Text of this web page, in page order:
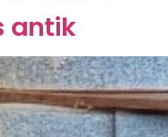
antik